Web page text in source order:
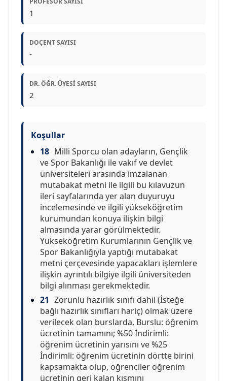
1
DOÇENT SAYISI
-
DR. ÖĞR. ÜYESI SAYISI
2
Koşullar
18 Milli Sporcu olan adayların, Gençlik
ve Spor Bakanlığı ile vakıf ve devlet
üniversiteleri arasında imzalanan
mutabakat metni ile ilgili bu kılavuzun
ileri sayfalarında yer alan duyuruyu
incelemesinde ve ilgili yükseköğretim
kurumundan konuya ilişkin bilgi
almasında yarar görülmektedir.
Yükseköğretim Kurumlarının Gençlik ve
Spor Bakanlığıyla yaptığı mutabakat
metni çerçevesinde yapacakları işlemlere
ilişkin ayrıntılı bilgiye ilgili üniversiteden
bilgi alınması gerekmektedir.
21 Zorunlu hazırlık sınıfı dahil (İsteğe
bağlı hazırlık sınıfları hariç) olmak üzere
verilecek olan burslarda, Burslu: öğrenim
ücretinin tamamını; %50 İndirimli:
öğrenim ücretinin yarısını ve %25
İndirimli: öğrenim ücretinin dörtte birini
kapsamakta olup, öğrenciler öğrenim
ücretinin geri kalan kısmını